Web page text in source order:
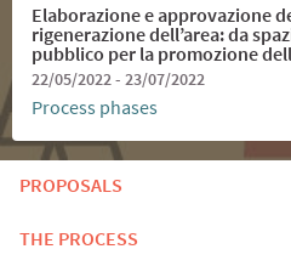
Elaborazione e approvazione
rigenerazione dell’area: da
pubblico per la promozione
22/05/2022 - 23/07/2022
Process phases
PROPOSALS
THE PROCESS